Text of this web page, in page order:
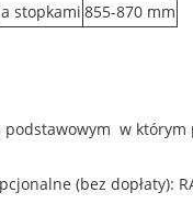
stopkami 855-870 mm
podstawowym w którym
(bez dopłaty):